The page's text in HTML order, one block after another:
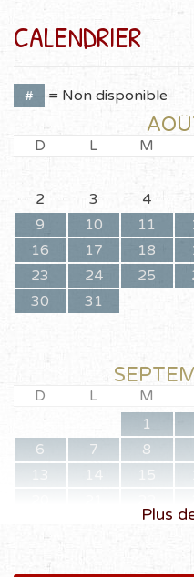
CALENDRIER
# = Non disponible
D L M
2
3 4
9
10 11
16
17 18
23
24 25
30
31
D L M
1
6
7 8
13
14 15
Plus